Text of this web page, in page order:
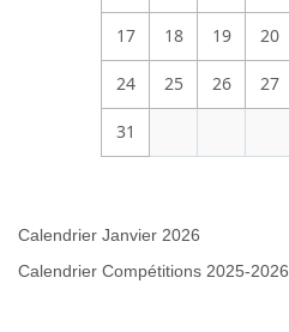
17 18 19 20
24 25 26 27
31
Calendrier Janvier 2026
Calendrier Compétitions 2025-2026